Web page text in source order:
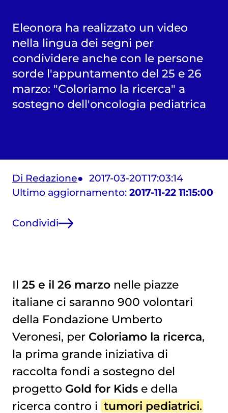
Eleonora ha realizzato un video
nella lingua dei segni per
condividere anche con le persone
sorde l'appuntamento del 25 e 26
marzo: "Coloriamo la ricerca" a
sostegno dell'oncologia pediatrica
Di Redazione
2017-03-20T17:03:14
Ultimo aggiornamento: 2017-11-22 11:15:00
Condividi
Il 25 e il 26 marzonelle piazze
italiane ci saranno 900 volontari
della Fondazione Umberto
Veronesi, per Coloriamo la ricerca,
la prima grande iniziativa di
raccolta fondi a sostegno del
progetto Gold for Kidse della
ricerca contro i tumori pediatrici.